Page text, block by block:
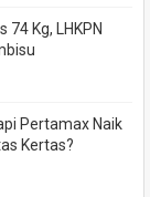
74 Kg, LHKPN
Pertamax Naik
Kertas?